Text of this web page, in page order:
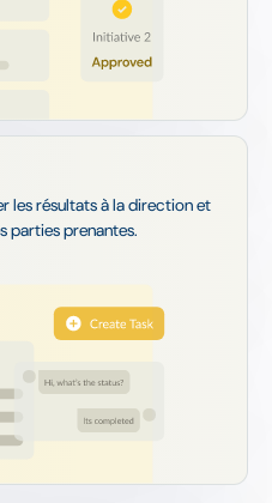
les résultats à la direction et
parties prenantes.